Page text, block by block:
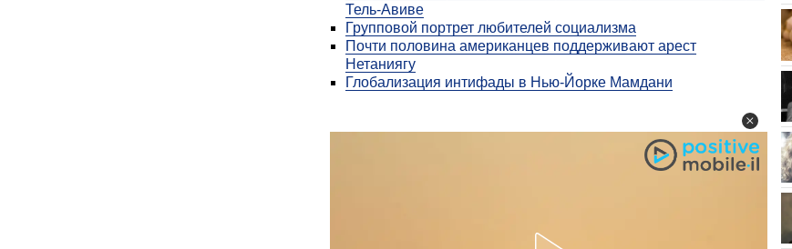
Тель-Авиве
Групповой портрет любителей социализма
Почти половина американцев поддерживают арест
Нетаниягу
Глобализация интифады в Нью‑Йорке Мамдани